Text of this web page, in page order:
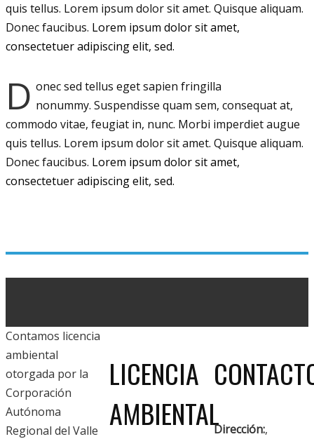
quis tellus. Lorem ipsum dolor sit amet. Quisque aliquam.
Donec faucibus. Lorem ipsum dolor sit amet,
consectetuer adipiscing elit, sed.
D onec sed tellus eget sapien fringilla
nonummy. Suspendisse quam sem, consequat at,
commodo vitae, feugiat in, nunc. Morbi imperdiet augue
quis tellus. Lorem ipsum dolor sit amet. Quisque aliquam.
Donec faucibus. Lorem ipsum dolor sit amet,
consectetuer adipiscing elit, sed.
Contamos licencia
ambiental
otorgada por la
Corporación
Autónoma
Regional del Valle
LICENCIA
AMBIENTALDirección:,